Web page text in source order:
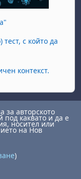
с който да
контекст.
авторското
под каквато и да е
носител или
на Нов
)